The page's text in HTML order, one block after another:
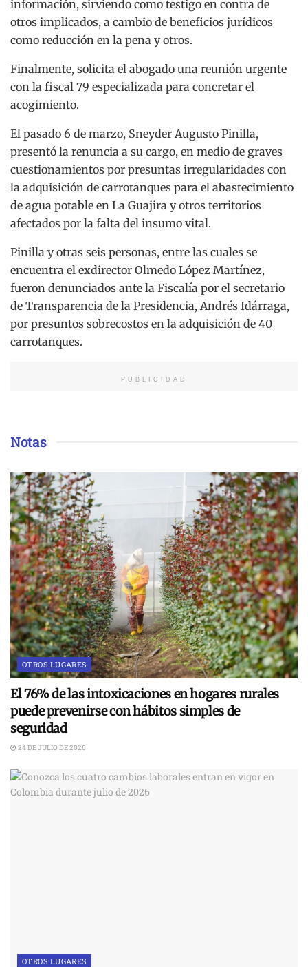
información, sirviendo como testigo en contra de
otros implicados, a cambio de beneficios jurídicos
como reducción en la pena y otros.
Finalmente, solicita el abogado una reunión urgente
con la fiscal 79 especializada para concretar el
acogimiento.
El pasado 6 de marzo, Sneyder Augusto Pinilla,
presentó la renuncia a su cargo, en medio de graves
cuestionamientos por presuntas irregularidades con
la adquisición de carrotanques para el abastecimiento
de agua potable en La Guajira y otros territorios
afectados por la falta del insumo vital.
Pinilla y otras seis personas, entre las cuales se
encuentra el exdirector Olmedo López Martínez,
fueron denunciados ante la Fiscalía por el secretario
de Transparencia de la Presidencia, Andrés Idárraga,
por presuntos sobrecostos en la adquisición de 40
carrotanques.
PUBLICIDAD
Notas
OTROS LUGARES
El 76% de las intoxicaciones en hogares rurales
puede prevenirse con hábitos simples de
seguridad
24 DE JULIO DE 2026
OTROS LUGARES